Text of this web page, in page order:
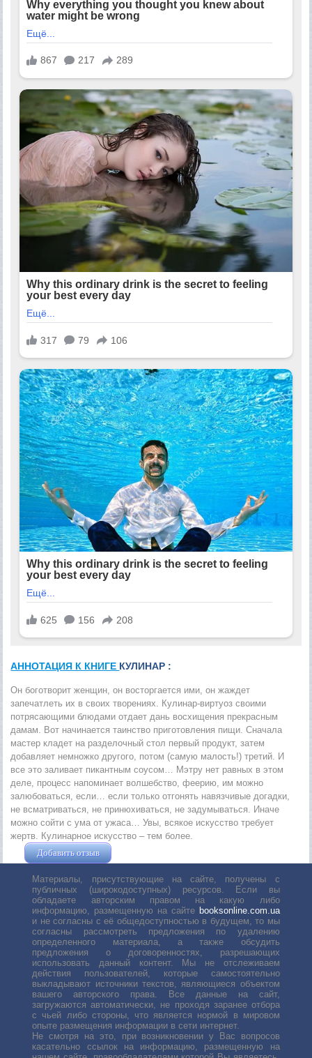
АННОТАЦИЯ К КНИГЕ КУЛИНАР :
Он боготворит женщин, он восторгается ими, он жаждет
запечатлеть их в своих творениях. Кулинар-виртуоз своими
потрясающими блюдами отдает дань восхищения прекрасным
дамам. Вот начинается таинство приготовления пищи. Сначала
мастер кладет на разделочный стол первый продукт, затем
добавляет немножко другого, потом (самую малость!) третий. И
все это заливает пикантным соусом… Мэтру нет равных в этом
деле, процесс напоминает волшебство, феерию, им можно
залюбоваться, если… если только отгонять навязчивые догадки,
не всматриваться, не принюхиваться, не задумываться. Иначе
можно сойти с ума от ужаса… Увы, всякое искусство требует
жертв. Кулинарное искусство – тем более.
Добавить отзыв
Материалы, присутствующие на сайте, получены с
публичных (широкодоступных) ресурсов. Если вы
обладаете авторским правом на какую либо
информацию, размещенную на сайте booksonline.com.ua
и не согласны с её общедоступностью в будущем, то мы
согласны рассмотреть предложения по удалению
определенного материала, а также обсудить
предложения о договоренностях, разрешающих
использовать данный контент. Мы не отслеживаем
действия пользователей, которые самостоятельно
выкладывают источники текстов, являющиеся объектом
вашего авторского права. Все данные на сайт,
загружаются автоматически, не проходя заранее отбора
с чьей либо стороны, что является нормой в мировом
опыте размещения информации в сети интернет.
Не смотря на это, при возникновении у Вас вопросов
касательно ссылок на информацию, размещенную на